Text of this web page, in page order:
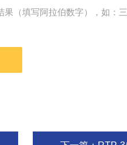
果（填写阿拉伯数字），如：